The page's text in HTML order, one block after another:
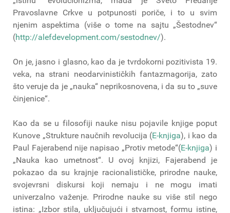
Pravoslavne Crkve u potpunosti poriče, i to u svim
njenim aspektima (više o tome na sajtu „Šestodnev“
(http://alefdevelopment.com/sestodnev/).
On je, jasno i glasno, kao da je tvrdokorni pozitivista 19.
veka, na strani neodarvinističkih fantazmagorija, zato
što veruje da je „nauka“ neprikosnovena, i da su to „suve
činjenice“.
Kao da se u filosofiji nauke nisu pojavile knjige poput
Kunove „Strukture naučnih revolucija (E-knjiga), i kao da
Paul Fajerabend nije napisao „Protiv metode“(E-knjiga) i
„Nauka kao umetnost“. U ovoj knjizi, Fajerabend je
pokazao da su krajnje racionalističke, prirodne nauke,
svojevrsni diskursi koji nemaju i ne mogu imati
univerzalno važenje. Prirodne nauke su više stil nego
istina: „Izbor stila, uključujući i stvarnost, formu istine,